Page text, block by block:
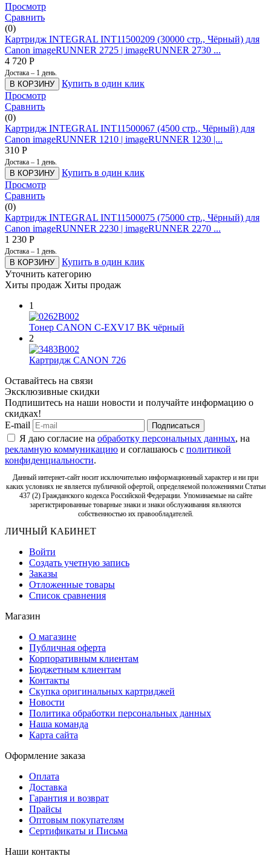
Просмотр
Сравнить
(0)
Картридж INTEGRAL INT11500209 (30000 стр., Чёрный) для
Canon imageRUNNER 2725 | imageRUNNER 2730 ...
4 720 Р
Достака – 1 день.
В КОРЗИНУ
Купить в один клик
Просмотр
Сравнить
(0)
Картридж INTEGRAL INT11500067 (4500 стр., Чёрный) для
Canon imageRUNNER 1210 | imageRUNNER 1230 |...
310 Р
Достака – 1 день.
В КОРЗИНУ
Купить в один клик
Просмотр
Сравнить
(0)
Картридж INTEGRAL INT11500075 (75000 стр., Чёрный) для
Canon imageRUNNER 2230 | imageRUNNER 2270 ...
1 230 Р
Достака – 1 день.
В КОРЗИНУ
Купить в один клик
Уточнить категорию
Хиты продаж Хиты продаж
1
Тонер CANON C-EXV17 BK чёрный
2
Картридж CANON 726
Оставайтесь на связи
Эксклюзивные скидки
Подпишитесь на наши новости и получайте информацию о
скидках!
E-mail
Подписаться
Я даю согласие на обработку персональных данных, на
рекламную коммуникацию и соглашаюсь с политикой
конфиденциальности.
Данный интернет-сайт носит исключительно информационный характер и ни при
каких условиях не является публичной офертой, определяемой положениями Статьи
437 (2) Гражданского кодекса Российской Федерации. Упоминаемые на сайте
зарегистрированные товарные знаки и знаки обслуживания являются
собственностью их правообладателей.
ЛИЧНЫЙ КАБИНЕТ
Войти
Создать учетную запись
Заказы
Отложенные товары
Список сравнения
Магазин
О магазине
Публичная оферта
Корпоративным клиентам
Бюджетным клиентам
Контакты
Скупка оригинальных картриджей
Новости
Политика обработки персональных данных
Наша команда
Карта сайта
Оформление заказа
Оплата
Доставка
Гарантия и возврат
Прайсы
Оптовым покупателям
Сертификаты и Письма
Наши контакты